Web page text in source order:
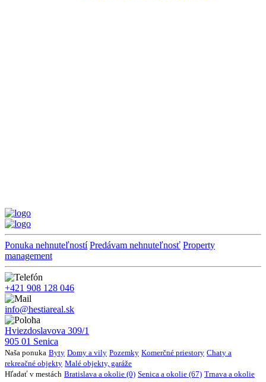
Ponuka nehnuteľností Predávam nehnuteľnosť Property
management
+421 908 128 046
info@hestiareal.sk
Hviezdoslavova 309/1
905 01 Senica
Naša ponuka Byty Domy a vily Pozemky Komerčné priestory Chaty a
rekreačné objekty Malé objekty, garáže
Hľadať v mestách Bratislava a okolie (0) Senica a okolie (67) Trnava a okolie